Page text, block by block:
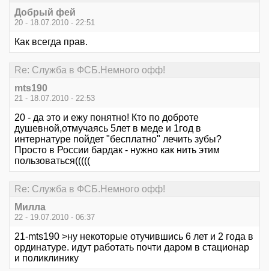
Добрый фей
20 - 18.07.2010 - 22:51
Как всегда прав.
Re: Служба в ФСБ.Немного офф!
mts190
21 - 18.07.2010 - 22:53
20 - да это и ежу понятно! Кто по доброте
душевной,отмучаясь 5лет в меде и 1год в
интернатуре пойдет "бесплатно" лечить зубы?
Просто в России бардак - нужно как нить этим
пользоваться(((((
Re: Служба в ФСБ.Немного офф!
Милла
22 - 19.07.2010 - 06:37
21-mts190 >ну некоторые отучившись 6 лет и 2 года в
ординатуре. идут работать почти даром в стационар
и поликлинику